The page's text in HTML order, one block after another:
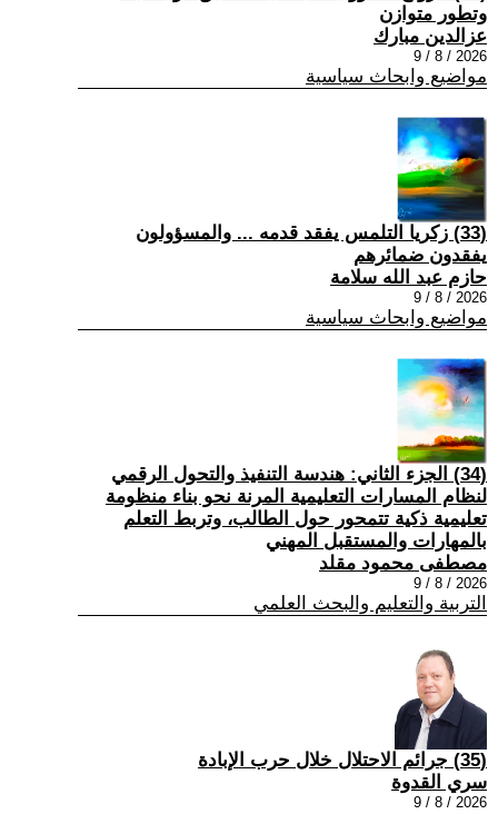
وتطور متوازن
عزالدين مبارك
2026 / 8 / 9
مواضيع وابحاث سياسية
(33) زكريا التلمس يفقد قدمه ... والمسؤولون
يفقدون ضمائرهم
حازم عبد الله سلامة
2026 / 8 / 9
مواضيع وابحاث سياسية
(34) الجزء الثاني: هندسة التنفيذ والتحول الرقمي
لنظام المسارات التعليمية المرنة نحو بناء منظومة
تعليمية ذكية تتمحور حول الطالب، وتربط التعلم
بالمهارات والمستقبل المهني
مصطفى محمود مقلد
2026 / 8 / 9
التربية والتعليم والبحث العلمي
(35) جرائم الاحتلال خلال حرب الإبادة
سري القدوة
2026 / 8 / 9